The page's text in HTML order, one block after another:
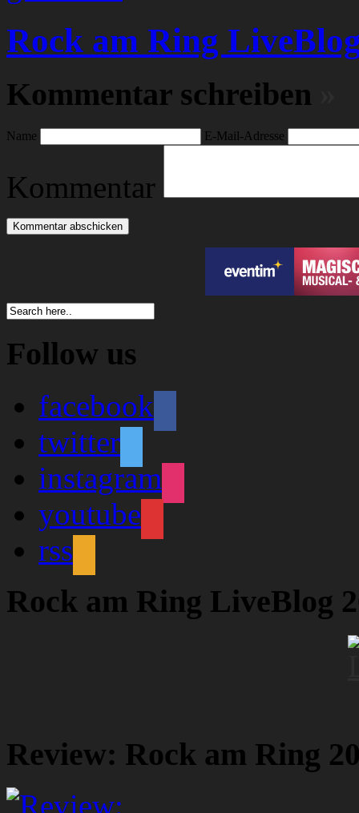
Rock am Ring
Kommentar schreiben
Name E-Mail-Adresse
Kommentar
Follow us
facebook
twitter
instagram
youtube
rss
Rock am Ring LiveBlog
Review: Rock am Ring